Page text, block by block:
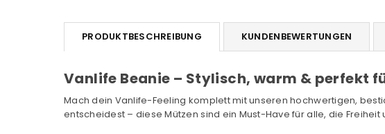
PRODUKTBESCHREIBUNG KUNDENBEWERTUNGEN
Vanlife Beanie – Stylisch, warm & perfekt
Mach dein Vanlife-Feeling komplett mit unseren hochwertigen,
entscheidest – diese Mützen sind ein Must-Have für alle, die Freiheit